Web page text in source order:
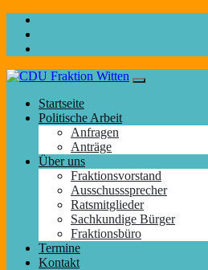
Startseite
Politische Arbeit
Anfragen
Anträge
Über uns
Fraktionsvorstand
Ausschusssprecher
Ratsmitglieder
Sachkundige Bürger
Fraktionsbüro
Termine
Kontakt